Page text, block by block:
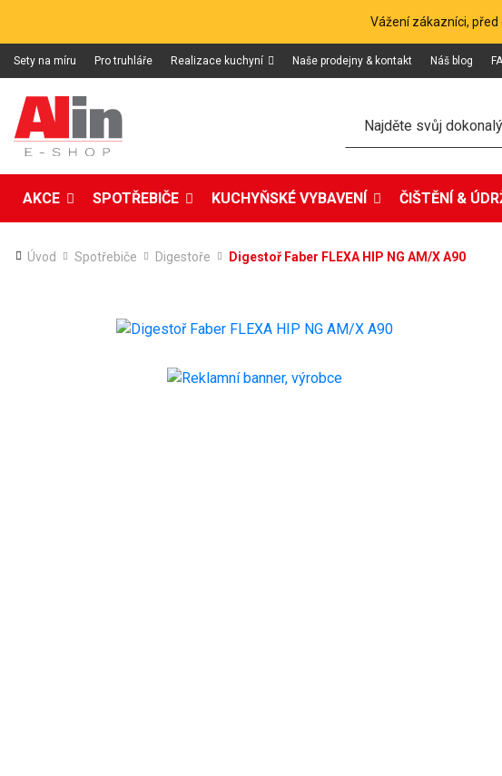
Vážení zákazníci,
Sety na míru Pro truhláře Realizace kuchyní Naše prodejny & kontakt Náš blog
AKCE SPOTŘEBIČE KUCHYŇSKÉ VYBAVENÍ ČIŠTĚNÍ &
Úvod Spotřebiče Digestoře Digestoř Faber FLEXA HIP NG AM/X A90